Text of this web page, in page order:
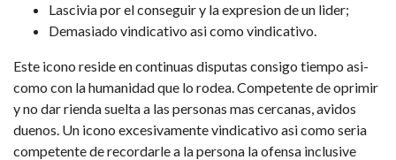
Lascivia por el conseguir y la expresion de un lider;
Demasiado vindicativo asi­ como vindicativo.
Este icono reside en continuas disputas consigo tiempo asi­
como con la humanidad que lo rodea. Competente de oprimir
y no dar rienda suelta a las personas mas cercanas, avidos
duenos. Un icono excesivamente vindicativo asi­ como seri­a
competente de recordarle a la persona la ofensa inclusive